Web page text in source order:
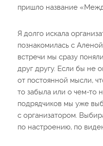
пришло название
Я долго искала
познакомилась с
встречи мы сразу
друг другу. Если бы не
от постоянной мысли,
то забыла или о чем-то
подрядчиков мы уже
с организатором.
по настроению, по